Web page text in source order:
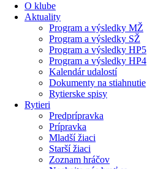
O klube
Aktuality
Program a výsledky MŽ
Program a výsledky SŽ
Program a výsledky HP5
Program a výsledky HP4
Kalendár udalostí
Dokumenty na stiahnutie
Rytierske spisy
Rytieri
Predprípravka
Prípravka
Mladší žiaci
Starší žiaci
Zoznam hráčov